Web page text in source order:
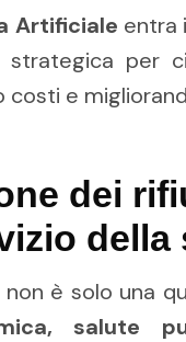
Artificiale entra
strategica per
e
dei
è solo una
salute